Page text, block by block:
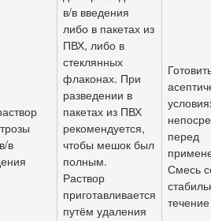
в
в/в введения
либо в пакетах из
ПВХ, либо в
стеклянных
флаконах. При
разведении в
пакетах из ПВХ
рекомендуется,
чтобы мешок был
полным.
Раствор
приготавливается
путём удаления
перед
Смесь